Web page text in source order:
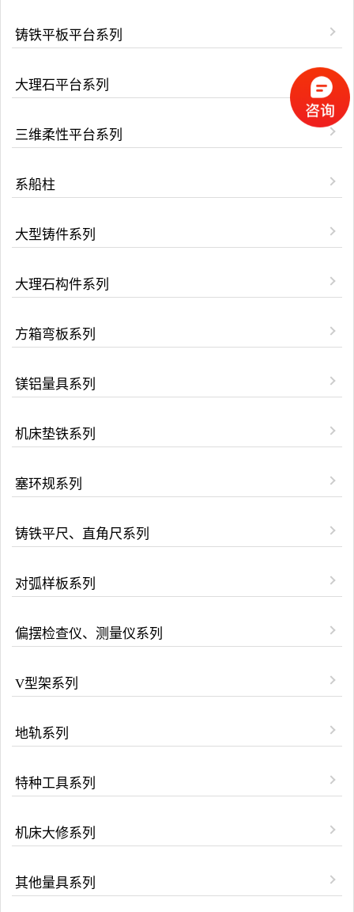
铸铁平板平台系列
大理石平台系列
三维柔性平台系列
系船柱
大型铸件系列
大理石构件系列
方箱弯板系列
镁铝量具系列
机床垫铁系列
塞环规系列
铸铁平尺、直角尺系列
对弧样板系列
偏摆检查仪、测量仪系列
V型架系列
地轨系列
特种工具系列
机床大修系列
其他量具系列